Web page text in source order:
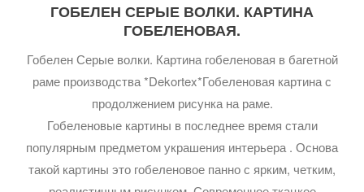
ГОБЕЛЕН СЕРЫЕ ВОЛКИ. КАРТИНА
ГОБЕЛЕНОВАЯ.
Гобелен Серые волки. Картина гобеленовая в багетной
раме производства *Dekortex*Гобеленовая картина с
продолжением рисунка на раме.
Гобеленовые картины в последнее время стали
популярным предметом украшения интерьера . Основа
такой картины это гобеленовое панно с ярким, четким,